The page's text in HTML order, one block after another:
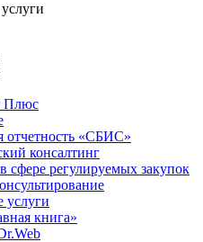
Плюс
отчетность «СБИС»
консалтинг
сфере регулируемых закупок
услуги
книга»